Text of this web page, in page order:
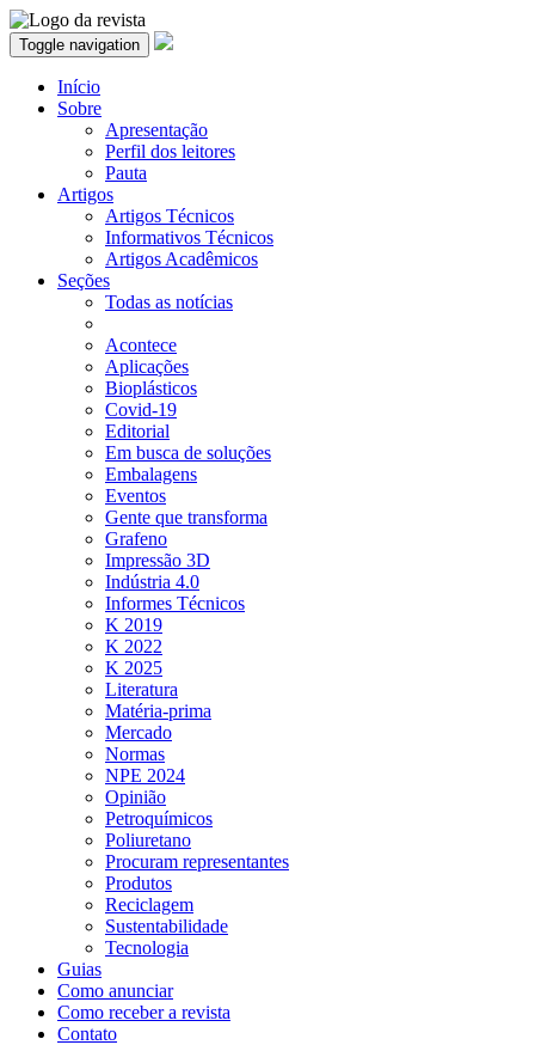
Toggle navigation
Início
Sobre
Apresentação
Perfil dos leitores
Pauta
Artigos
Artigos Técnicos
Informativos Técnicos
Artigos Acadêmicos
Seções
Todas as notícias
Acontece
Aplicações
Bioplásticos
Covid-19
Editorial
Em busca de soluções
Embalagens
Eventos
Gente que transforma
Grafeno
Impressão 3D
Indústria 4.0
Informes Técnicos
K 2019
K 2022
K 2025
Literatura
Matéria-prima
Mercado
Normas
NPE 2024
Opinião
Petroquímicos
Poliuretano
Procuram representantes
Produtos
Reciclagem
Sustentabilidade
Tecnologia
Guias
Como anunciar
Como receber a revista
Contato